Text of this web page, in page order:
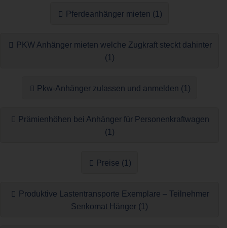
Pferdeanhänger mieten (1)
PKW Anhänger mieten welche Zugkraft steckt dahinter
(1)
Pkw-Anhänger zulassen und anmelden (1)
Prämienhöhen bei Anhänger für Personenkraftwagen
(1)
Preise (1)
Produktive Lastentransporte Exemplare – Teilnehmer
Senkomat Hänger (1)